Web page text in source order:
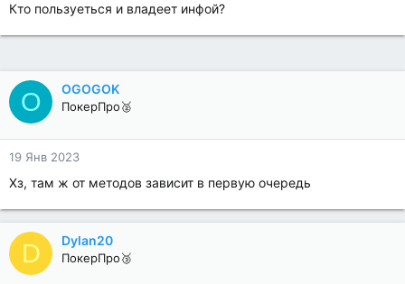
Кто пользуеться и владеет инфой?
O OGOGOK
ПокерПро🥈
19 Янв 2023
Хз, там ж от методов зависит в первую очередь
D Dylan20
ПокерПро🥉